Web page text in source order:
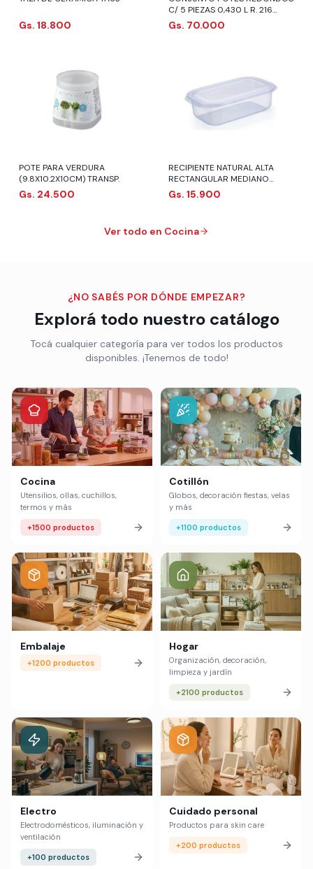
Gs. 18.800
C/ 5 PIEZAS 0,430 L R. 216
PLASNEW
Gs. 70.000
POTE PARA VERDURA
(9.8X10.2X10CM) TRANSP.
Gs. 24.500
RECIPIENTE NATURAL ALTA
RECTANGULAR MEDIANO
UNITARIO 2,9 L R. 258.012.001
NITRON
Gs. 15.900
Ver todo en Cocina
¿NO SABÉS POR DÓNDE EMPEZAR?
Explorá todo nuestro catálogo
Tocá cualquier categoría para ver todos los productos
disponibles. ¡Tenemos de todo!
Cocina
Utensilios, ollas, cuchillos,
termos y más
+1500 productos
Cotillón
Globos, decoración fiestas, velas
y más
+1100 productos
Embalaje
+1200 productos
Hogar
Organización, decoración,
limpieza y jardín
+2100 productos
Electro
Electrodomésticos, iluminación y
ventilación
+100 productos
Cuidado personal
Productos para skin care
+200 productos